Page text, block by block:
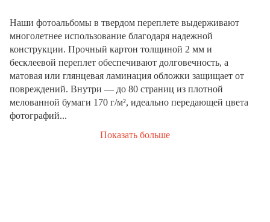
Наши фотоальбомы в твердом переплете выдерживают
многолетнее использование благодаря надежной
конструкции. Прочный картон толщиной 2 мм и
бесклеевой переплет обеспечивают долговечность, а
матовая или глянцевая ламинация обложки защищает от
повреждений. Внутри — до 80 страниц из плотной
мелованной бумаги 170 г/м², идеально передающей цвета
фотографий...
Показать больше